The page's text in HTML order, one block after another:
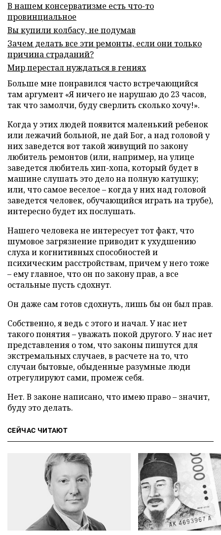
В нашем консерватизме есть что-то
провинциальное
Вы купили колбасу, не подумав
Зачем делать все эти ремонты, если они только
причина страданий?
Мир перестал нуждаться в гениях
Больше мне понравился часто встречающийся
там аргумент «Я ничего не нарушаю до 23 часов,
так что замолчи, буду сверлить сколько хочу!».
Когда у этих людей появится маленький ребенок
или лежачий больной, не дай Бог, а над головой у
них заведется вот такой живущий по закону
любитель ремонтов (или, например, на улице
заведется любитель хип-хопа, который будет в
машине слушать это дело на полную катушку;
или, что самое веселое – когда у них над головой
заведется человек, обучающийся играть на трубе),
интересно будет их послушать.
Нашего человека не интересует тот факт, что
шумовое загрязнение приводит к ухудшению
слуха и когнитивных способностей и
психическим расстройствам, причем у него тоже
– ему главное, что он по закону прав, а все
остальные пусть сдохнут.
Он даже сам готов сдохнуть, лишь бы он был прав.
Собственно, я ведь с этого и начал. У нас нет
такого понятия – уважать покой другого. У нас нет
представления о том, что законы пишутся для
экстремальных случаев, в расчете на то, что
случаи бытовые, обыденные разумные люди
отрегулируют сами, промеж себя.
Нет. В законе написано, что имею право – значит,
буду это делать.
СЕЙЧАС ЧИТАЮТ